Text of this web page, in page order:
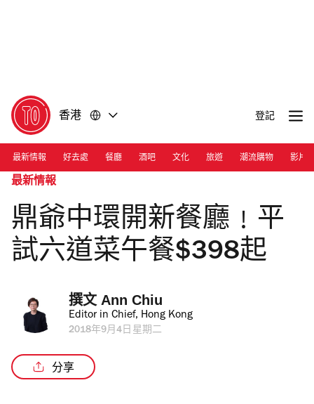
香港 登記
最新情報 好去處 餐廳 酒吧 文化 旅遊 潮流購物 影片
最新情報
鼎爺中環開新餐廳﹗平
試六道菜午餐$398起
撰文 Ann Chiu
Editor in Chief, Hong Kong
2018年9月4日星期二
分享